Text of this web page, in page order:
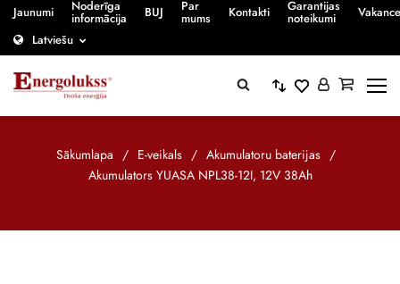
Jaunumi Noderīga
informācija BUJ Par
mums Kontakti Garantijas
noteikumi
Latviešu
Sākumlapa / E-veikals / Akumulatoru baterijas /
Akumulators YUASA NPL38-12I, 12V 38Ah